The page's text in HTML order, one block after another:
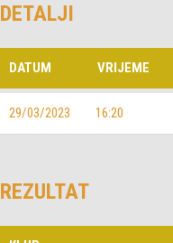
DETALJI
DATUM VRIJEME
29/03/2023 16:20
REZULTAT